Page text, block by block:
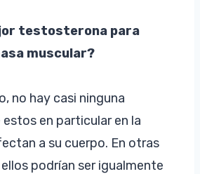
testosterona para
muscular?
no hay casi ninguna
en particular en la
a su cuerpo. En otras
podrían ser igualmente